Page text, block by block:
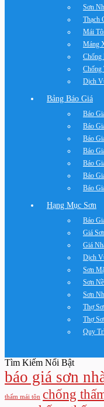
Sơn
Thạch
Mái
Máng
Chống
Chống
Dịch
Bảng Báo Giá
Báo
Báo
Báo
Báo
Báo
Báo
Báo
Hạng Mục Sơn
Báo
Giá
Giá
Dịch
Sơn
Sơn
Sơn
Thợ
Thợ
Quy
Tìm Kiếm Nổi Bật
báo giá sơn
thấm mái tôn chống